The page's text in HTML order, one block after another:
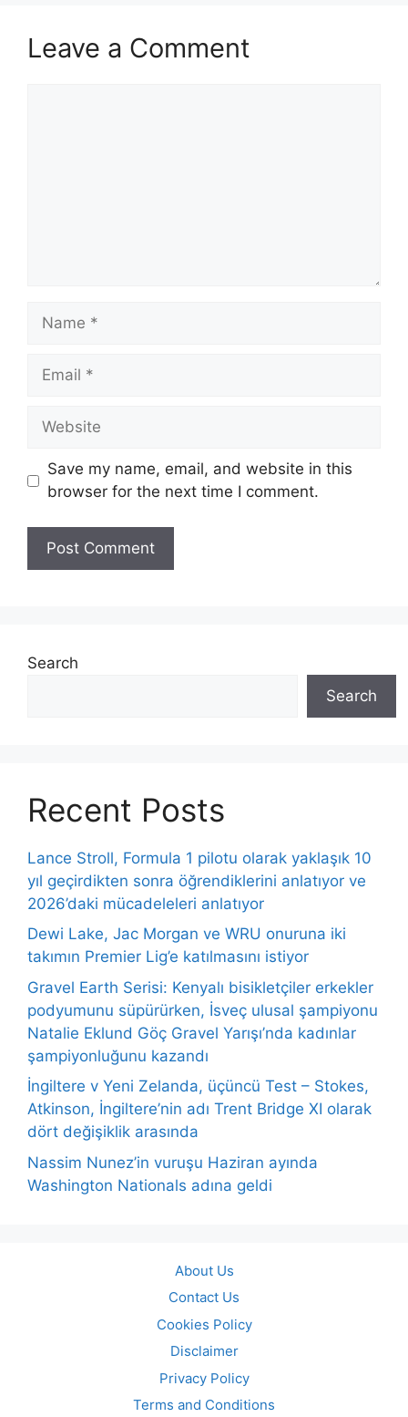
Leave a Comment
Name
Email
Website
Save my name, email, and website in this
browser for the next time I comment.
Search
Search
Recent Posts
Lance Stroll, Formula 1 pilotu olarak yaklaşık 10
yıl geçirdikten sonra öğrendiklerini anlatıyor ve
2026’daki mücadeleleri anlatıyor
Dewi Lake, Jac Morgan ve WRU onuruna iki
takımın Premier Lig’e katılmasını istiyor
Gravel Earth Serisi: Kenyalı bisikletçiler erkekler
podyumunu süpürürken, İsveç ulusal şampiyonu
Natalie Eklund Göç Gravel Yarışı’nda kadınlar
şampiyonluğunu kazandı
İngiltere v Yeni Zelanda, üçüncü Test – Stokes,
Atkinson, İngiltere’nin adı Trent Bridge XI olarak
dört değişiklik arasında
Nassim Nunez’in vuruşu Haziran ayında
Washington Nationals adına geldi
About Us
Contact Us
Cookies Policy
Disclaimer
Privacy Policy
Terms and Conditions